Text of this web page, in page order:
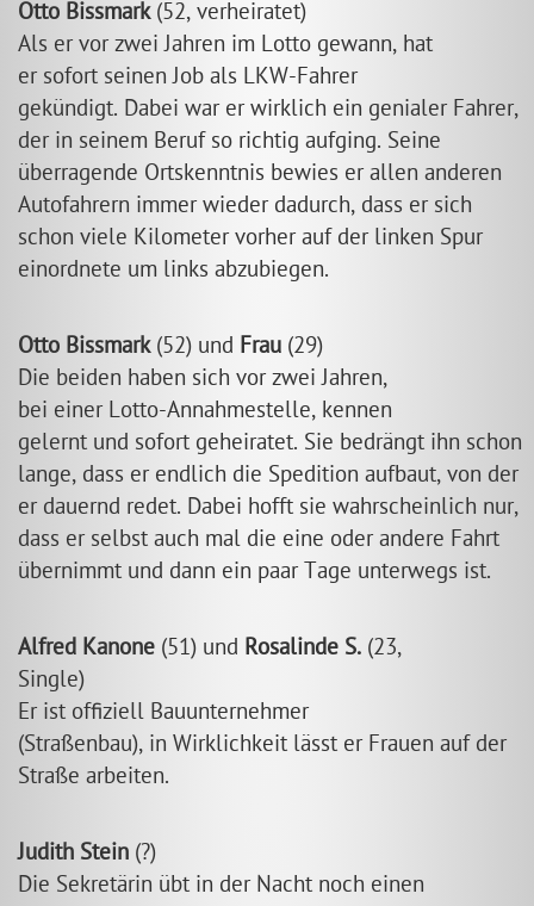
Otto Bissmark(52, verheiratet)
Als er vor zwei Jahren im Lotto gewann, hat
er sofort seinen Job als LKW-Fahrer
gekündigt. Dabei war er wirklich ein genialer Fahrer,
der in seinem Beruf so richtig aufging. Seine
überragende Ortskenntnis bewies er allen anderen
Autofahrern immer wieder dadurch, dass er sich
schon viele Kilometer vorher auf der linken Spur
einordnete um links abzubiegen.
Otto Bissmark(52) und Frau (29)
Die beiden haben sich vor zwei Jahren,
bei einer Lotto-Annahmestelle, kennen
gelernt und sofort geheiratet. Sie bedrängt ihn schon
lange, dass er endlich die Spedition aufbaut, von der
er dauernd redet. Dabei hofft sie wahrscheinlich nur,
dass er selbst auch mal die eine oder andere Fahrt
übernimmt und dann ein paar Tage unterwegs ist.
Alfred Kanone (51) und Rosalinde S. (23,
Single)
Er ist offiziell Bauunternehmer
(Straßenbau), in Wirklichkeit lässt er Frauen auf der
Straße arbeiten.
Judith Stein (?)
Die Sekretärin übt in der Nacht noch einen